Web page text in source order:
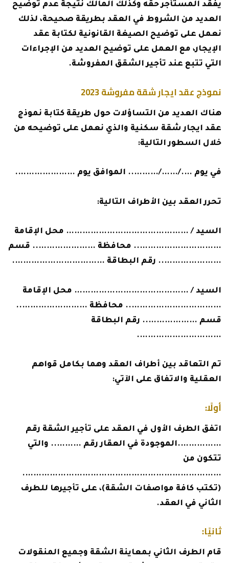
يفقد المستأجر حقه وكذلك المالك نتيجة عدم توضيح
العديد من الشروط في العقد بطريقة صحيحة، لذلك
نعمل على توضيح الصيغة القانونية لكتابة عقد
الإيجار، مع العمل على توضيح العديد من الإجراءات
التي تتبع عند تأجير الشقق المفروشة.
نموذج عقد ايجار شقة مفروشة 2023
هناك العديد من التساؤلات حول طريقة كتابة نموذج
عقد ايجار شقة سكنية والذي نعمل على توضيحه من
خلال السطور التالية:
في يوم …./……/……….. الموافق يوم ………………….
تحرر العقد بين الأطراف التالية:
السيد / ……………………………………… محل الإقامة
………………………….. محافظة ………………….. قسم
………………….. رقم البطاقة …………………………….
السيد / …………………………………… محل الإقامة
…………………………….. محافظة ……………………..
قسم ……………….. رقم البطاقة
………………………….
تم التعاقد بين أطراف العقد وهما بكامل قواهم
العقلية والاتفاق على الآتي:
أولًا:
اتفق الطرف الأول في العقد على تأجير الشقة رقم
…………….الموجودة في العقار رقم ……….. والتي
تتكون من
……………………………………………………………….
(تكتب كافة مواصفات الشقة)، على تأجيرها للطرف
الثاني في العقد.
ثانيًا:
قام الطرف الثاني بمعاينة الشقة وجميع المنقولات